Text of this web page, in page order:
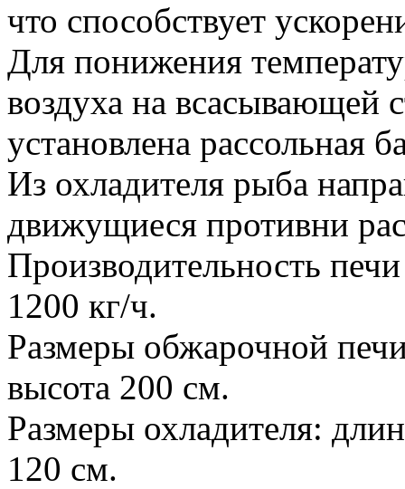
что способствует
Для понижения
воздуха на всасывающей
установлена рассольная
Из охладителя рыба
движущиеся противни
Производительность
1200 кг/ч.
Размеры обжарочной
высота 200 см.
Размеры охладителя:
120 см.